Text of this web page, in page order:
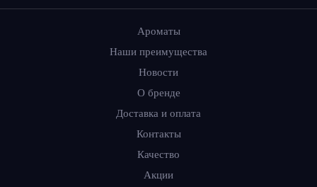
Ароматы
Наши преимущества
Новости
О бренде
Доставка и оплата
Контакты
Качество
Акции